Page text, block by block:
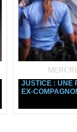
JUSTICE : UNE
EX-